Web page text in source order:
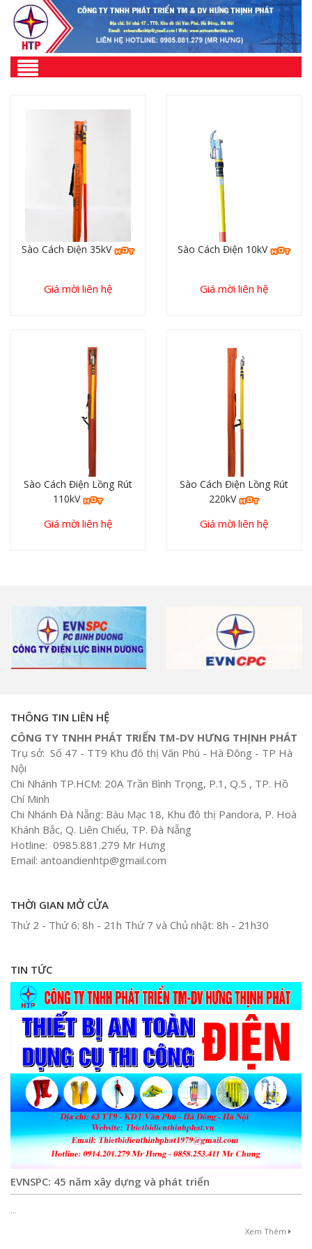
Sào Cách Điện 35kV
Giá mời liên hệ
Sào Cách Điện 10kV
Giá mời liên hệ
Sào Cách Điện Lồng Rút
110kV
Giá mời liên hệ
Sào Cách Điện Lồng Rút
220kV
Giá mời liên hệ
THÔNG TIN LIÊN HỆ
CÔNG TY TNHH PHÁT TRIỂN TM-DV HƯNG THỊNH PHÁT
Trụ sở: Số 47 - TT9 Khu đô thị Văn Phú - Hà Đông - TP Hà
Nội
Chi Nhánh TP.HCM: 20A Trần Bình Trọng, P.1, Q.5 , TP. Hồ
Chí Minh
Chi Nhánh Đà Nẵng: Bàu Mạc 18, Khu đô thị Pandora, P. Hoà
Khánh Bắc, Q. Liên Chiểu, TP. Đà Nẵng
Hotline: 0985.881.279 Mr Hưng
Email: antoandienhtp@gmail.com
THỜI GIAN MỞ CỬA
Thứ 2 - Thứ 6: 8h - 21h Thứ 7 và Chủ nhật: 8h - 21h30
TIN TỨC
EVNSPC: 45 năm xây dựng và phát triển
...
Xem Thêm